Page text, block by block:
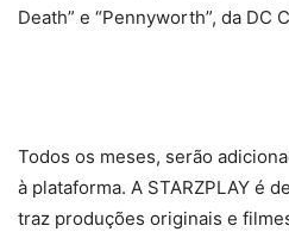
Death” e “Pennyworth”, da DC
Todos os meses, serão
à plataforma. A STARZPLAY é
traz produções originais e